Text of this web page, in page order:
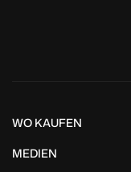
WO KAUFEN
MEDIEN